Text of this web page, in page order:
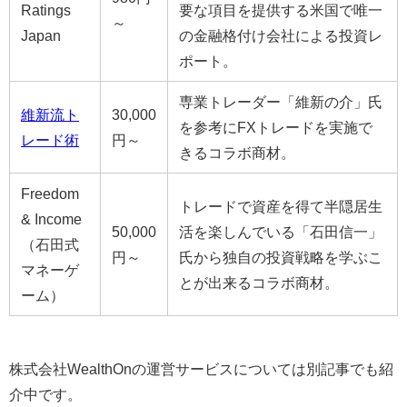
Ratings
Japan
～
要な項目を提供する米国で唯一
の金融格付け会社による投資レ
ポート。
維新流ト
レード術
30,000
円～
専業トレーダー「維新の介」氏
を参考にFXトレードを実施で
きるコラボ商材。
Freedom
& Income
（石田式
マネーゲ
ーム）
50,000
円～
トレードで資産を得て半隠居生
活を楽しんでいる「石田信一」
氏から独自の投資戦略を学ぶこ
とが出来るコラボ商材。
株式会社WealthOnの運営サービスについては別記事でも紹
介中です。